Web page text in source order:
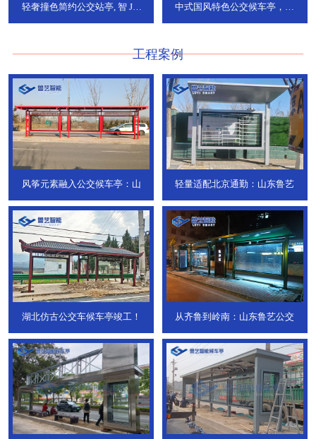
轻奢撞色简约公交站亭, 智 JT-
中式国风特色公交候车亭，承
工程案例
风筝元素融入公交候车亭：山 轻量适配北京通勤：山东鲁艺
湖北仿古公交车候车亭竣工！ 从齐鲁到岭南：山东鲁艺公交